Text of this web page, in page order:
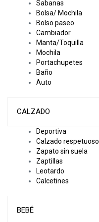
Sabanas
Bolsa/ Mochila
Bolso paseo
Cambiador
Manta/Toquilla
Mochila
Portachupetes
Baño
Auto
CALZADO
Deportiva
Calzado respetuoso
Zapato sin suela
Zaptillas
Leotardo
Calcetines
BEBÉ